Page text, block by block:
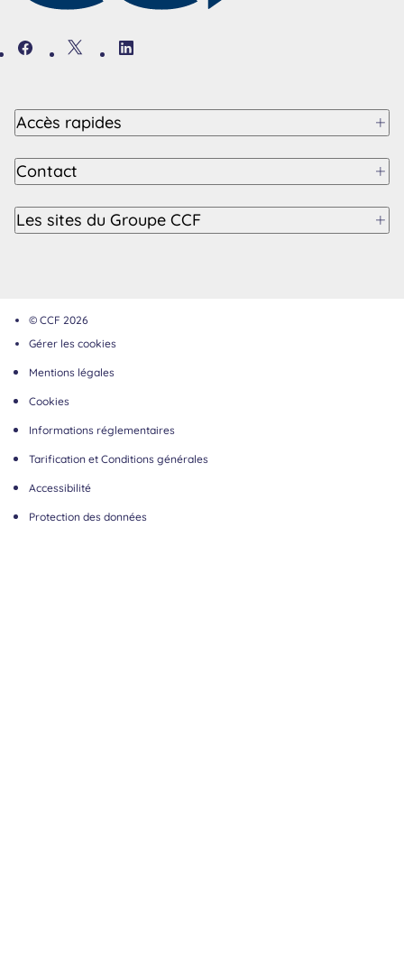
FacebookTwitter
Accès rapides
Contact
Les sites du Groupe CCF
© CCF 2026
Gérer les cookies
Mentions légales
Cookies
Informations réglementaires
Tarification et Conditions générales
Accessibilité
Protection des données